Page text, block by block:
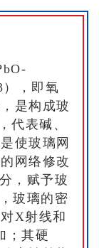
，即氧
是构成玻
代表碱、
使玻璃网
网络修改
，赋予玻
玻璃的密
X射线和
；其硬